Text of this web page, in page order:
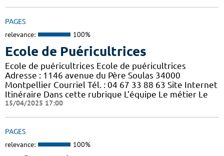
PAGES
relevance: 100%
Ecole de Puéricultrices
Ecole de puéricultrices Ecole de puéricultrices
Adresse : 1146 avenue du Père Soulas 34000
Montpellier Courriel Tél. : 04 67 33 88 63 Site Internet
Itinéraire Dans cette rubrique L'équipe Le métier Le
15/04/2025 17:00
PAGES
relevance: 100%